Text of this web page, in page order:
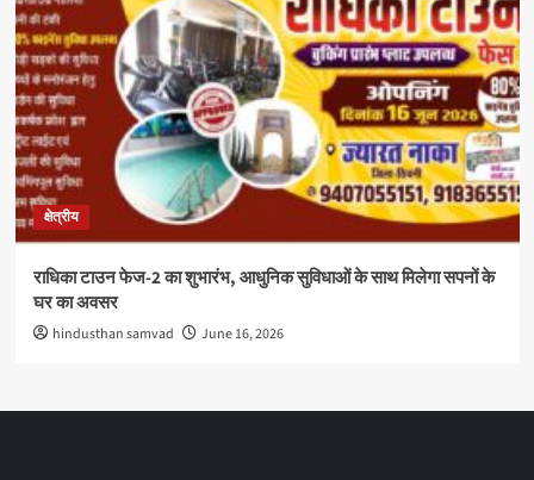
क्षेत्रीय
राधिका टाउन फेज-2 का शुभारंभ, आधुनिक सुविधाओं के साथ मिलेगा सपनों के
घर का अवसर
hindusthan samvad June 16, 2026